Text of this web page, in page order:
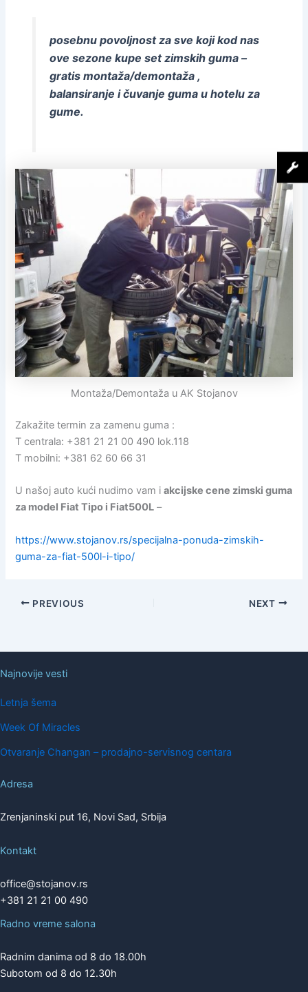
posebnu povoljnost za sve koji kod nas
ove sezone kupe set zimskih guma –
gratis montaža/demontaža ,
balansiranje i čuvanje guma u hotelu za
gume.
Montaža/Demontaža u AK Stojanov
Zakažite termin za zamenu guma :
T centrala: +381 21 21 00 490 lok.118
T mobilni: +381 62 60 66 31
U našoj auto kući nudimo vam iakcijske cene zimski guma
za model Fiat Tipo i Fiat500L –
https://www.stojanov.rs/specijalna-ponuda-zimskih-
guma-za-fiat-500l-i-tipo/
PREVIOUS NEXT
Najnovije vesti
Letnja šema
Week Of Miracles
Otvaranje Changan – prodajno-servisnog centara
Adresa
Zrenjaninski put 16, Novi Sad, Srbija
Kontakt
office@stojanov.rs
+381 21 21 00 490
Radno vreme salona
Radnim danima od 8 do 18.00h
Subotom od 8 do 12.30h